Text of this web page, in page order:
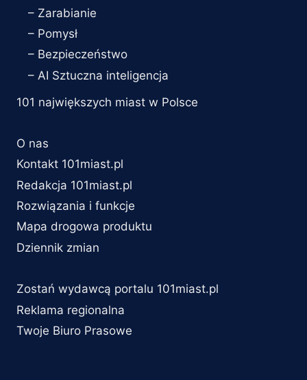
– Zarabianie
– Pomysł
– Bezpieczeństwo
– AI Sztuczna inteligencja
101 największych miast w Polsce
O nas
Kontakt 101miast.pl
Redakcja 101miast.pl
Rozwiązania i funkcje
Mapa drogowa produktu
Dziennik zmian
Zostań wydawcą portalu 101miast.pl
Reklama regionalna
Twoje Biuro Prasowe